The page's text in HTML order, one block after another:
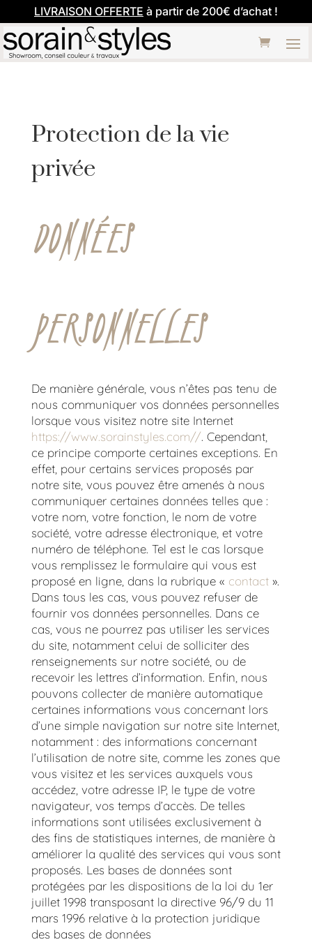
LIVRAISON OFFERTE à partir de 200€ d’achat !
Protection de la vie
privée
DONNÉES
PERSONNELLES
De manière générale, vous n’êtes pas tenu de
nous communiquer vos données personnelles
lorsque vous visitez notre site Internet
https://www.sorainstyles.com//. Cependant,
ce principe comporte certaines exceptions. En
effet, pour certains services proposés par
notre site, vous pouvez être amenés à nous
communiquer certaines données telles que :
votre nom, votre fonction, le nom de votre
société, votre adresse électronique, et votre
numéro de téléphone. Tel est le cas lorsque
vous remplissez le formulaire qui vous est
proposé en ligne, dans la rubrique « contact».
Dans tous les cas, vous pouvez refuser de
fournir vos données personnelles. Dans ce
cas, vous ne pourrez pas utiliser les services
du site, notamment celui de solliciter des
renseignements sur notre société, ou de
recevoir les lettres d’information. Enfin, nous
pouvons collecter de manière automatique
certaines informations vous concernant lors
d’une simple navigation sur notre site Internet,
notamment : des informations concernant
l’utilisation de notre site, comme les zones que
vous visitez et les services auxquels vous
accédez, votre adresse IP, le type de votre
navigateur, vos temps d’accès. De telles
informations sont utilisées exclusivement à
des fins de statistiques internes, de manière à
améliorer la qualité des services qui vous sont
proposés. Les bases de données sont
protégées par les dispositions de la loi du 1er
juillet 1998 transposant la directive 96/9 du 11
mars 1996 relative à la protection juridique
des bases de données